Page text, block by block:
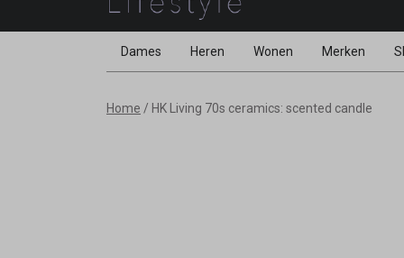
Dames Heren Wonen Merken
Home HK Living 70s ceramics: scented candle